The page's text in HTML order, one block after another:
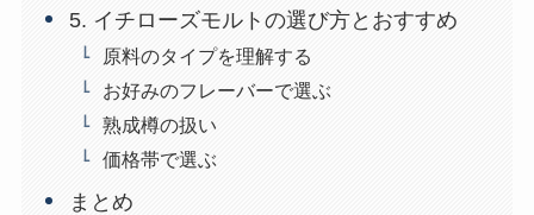
5. イチローズモルトの選び方とおすすめ
原料のタイプを理解する
お好みのフレーバーで選ぶ
熟成樽の扱い
価格帯で選ぶ
まとめ